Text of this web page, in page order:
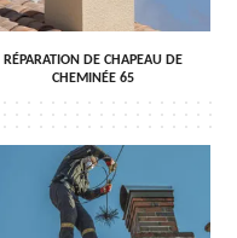
RÉPARATION DE CHAPEAU DE
CHEMINÉE 65